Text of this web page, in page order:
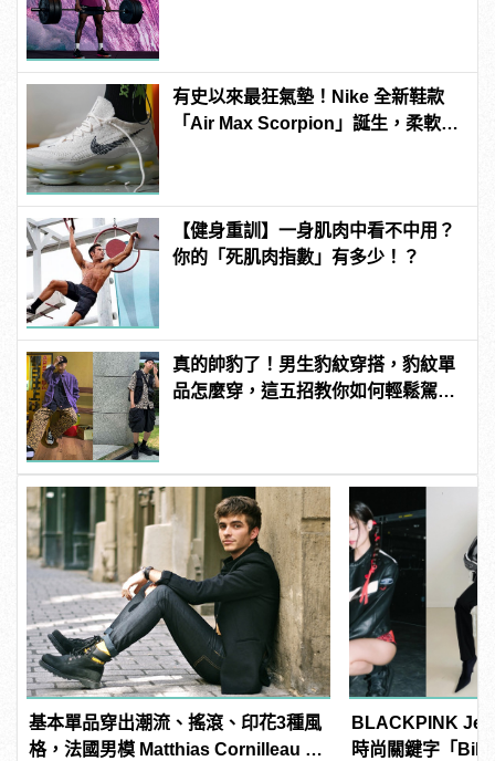
有史以來最狂氣墊！Nike 全新鞋款
「Air Max Scorpion」誕生，柔軟得
【健身重訓】一身肌肉中看不中用？
你的「死肌肉指數」有多少！？
真的帥豹了！男生豹紋穿搭，豹紋單
品怎麼穿，這五招教你如何輕鬆駕
基本單品穿出潮流、搖滾、印花3種風
格，法國男模 Matthias Cornilleau 的
BLACKPINK
時尚關鍵字「